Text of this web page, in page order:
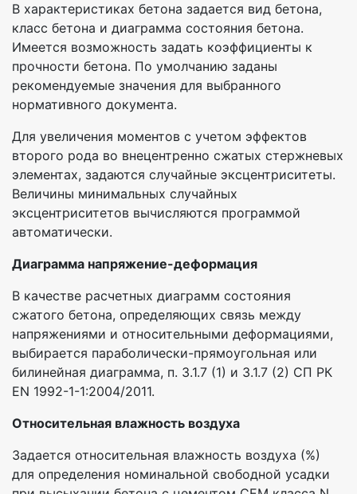
В характеристиках бетона задается вид бетона,
класс бетона и диаграмма состояния бетона.
Имеется возможность задать коэффициенты к
прочности бетона. По умолчанию заданы
рекомендуемые значения для выбранного
нормативного документа.
Для увеличения моментов с учетом эффектов
второго рода во внецентренно сжатых стержневых
элементах, задаются случайные эксцентриситеты.
Величины минимальных случайных
эксцентриситетов вычисляются программой
автоматически.
Диаграмма напряжение-деформация
В качестве расчетных диаграмм состояния
сжатого бетона, определяющих связь между
напряжениями и относительными деформациями,
выбирается параболически-прямоугольная или
билинейная диаграмма, п. 3.1.7 (1) и 3.1.7 (2) СП РК
EN 1992-1-1:2004/2011.
Относительная влажность воздуха
Задается относительная влажность воздуха (%)
для определения номинальной свободной усадки